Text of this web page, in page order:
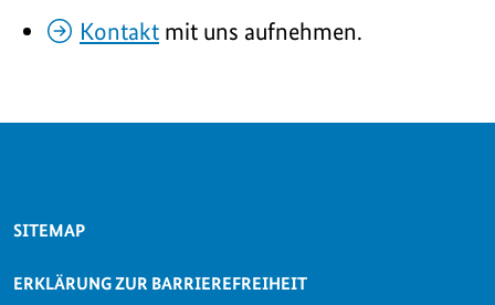
Kontakt mit uns aufnehmen.
SERVICE-NAVIGATION FUSSBEREICH
SITEMAP
ERKLÄRUNG ZUR BARRIEREFREIHEIT